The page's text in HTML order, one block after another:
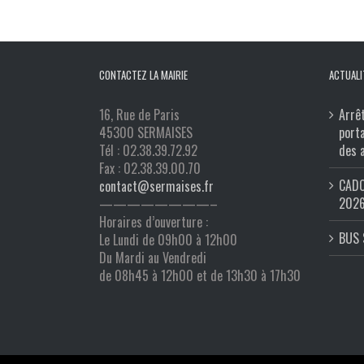
CONTACTEZ LA MAIRIE
16, Rue de Paris
45300 SERMAISES
Tél : 02.38.39.72.92
Fax : 02.38.39.00.70
contact@sermaises.fr
————————–
Horaires d’ouverture :
Le Lundi de 09h00 à 12h00
Du Mardi au Vendredi
de 08h45 à 12h00 et de 13h30 à 17h30
des
BUS